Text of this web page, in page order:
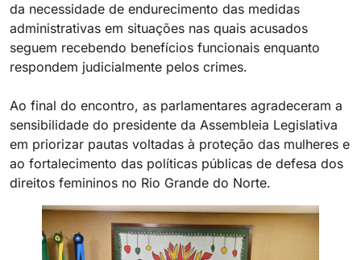
da necessidade de endurecimento das medidas
administrativas em situações nas quais acusados
seguem recebendo benefícios funcionais enquanto
respondem judicialmente pelos crimes.
Ao final do encontro, as parlamentares agradeceram a
sensibilidade do presidente da Assembleia Legislativa
em priorizar pautas voltadas à proteção das mulheres e
ao fortalecimento das políticas públicas de defesa dos
direitos femininos no Rio Grande do Norte.